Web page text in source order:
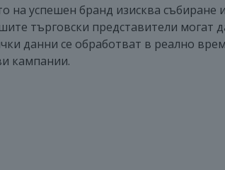
на успешен бранд изисква
търговски представители могат
данни се обработват в реално
кампании.